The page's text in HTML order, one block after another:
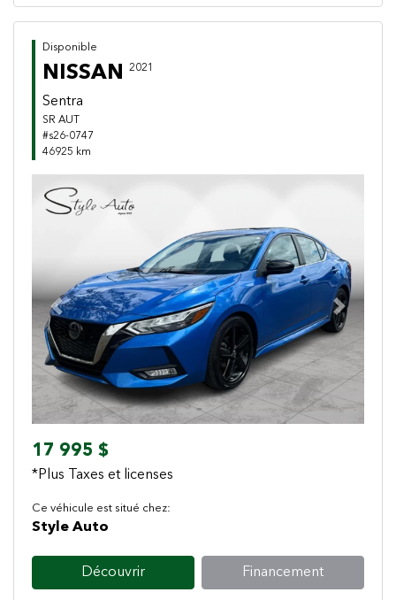
Disponible
NISSAN 2021
Sentra
SR AUT
#s26-0747
46925 km
Previous Next
17 995 $
*Plus Taxes et licenses
Ce véhicule est situé chez:
Style Auto
Découvrir Financement